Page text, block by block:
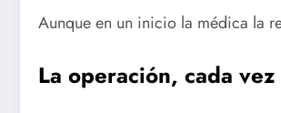
Aunque en un inicio la médica la
La operación, cada vez